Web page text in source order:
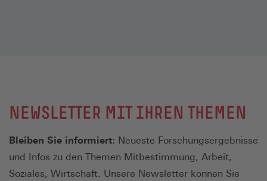
NEWSLETTER MIT IHREN THEMEN
Bleiben Sie informiert: Neueste Forschungsergebnisse
und Infos zu den Themen Mitbestimmung, Arbeit,
Soziales, Wirtschaft. Unsere Newsletter können Sie